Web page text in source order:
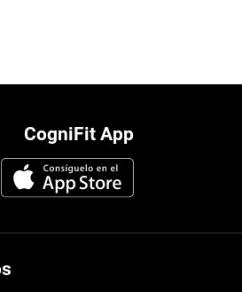
CogniFit App